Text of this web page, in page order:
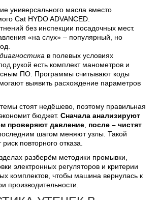
универсального масла вместо
Cat HYDO ADVANCED.
без инспекции посадочных мест.
«на слух» – популярный, но
в полевых условиях
рукой есть комплект манометров и
ПО. Программы считывают коды
выявить расхождение параметров
стоят недёшево, поэтому правильная
бюджет. Сначала анализируют
проверяют давление после – чистят
последним шагом меняют узлы. Такой
повторного отказа.
разберём методики промывки,
электронных регуляторов и критерии
комплектов, чтобы машина вернулась к
производительности.